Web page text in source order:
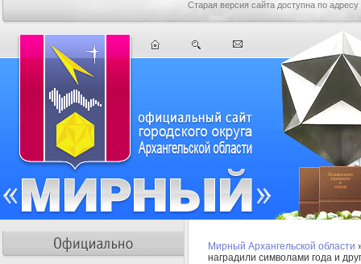
Старая версия сайта доступна по адресу
Мирный Архангельской области
наградили символами года и